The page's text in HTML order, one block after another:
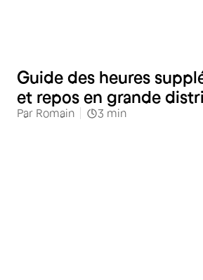
Guide des heures
et repos en grande
Par Romain 3 min